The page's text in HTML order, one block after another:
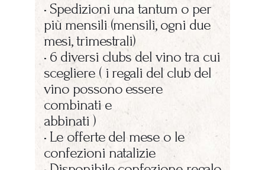
• Spedizioni una tantum o per
più mensili (mensili, ogni due
mesi, trimestrali)
• 6 diversi clubs del vino tra cui
scegliere ( i regali del club del
vino possono essere
combinati e
abbinati )
• Le offerte del mese o le
confezioni natalizie